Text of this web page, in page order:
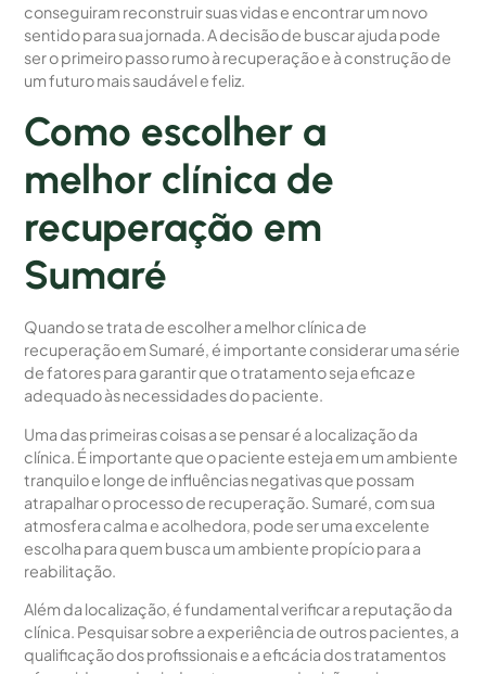
conseguiram reconstruir suas vidas e encontrar um novo
sentido para sua jornada. A decisão de buscar ajuda pode
ser o primeiro passo rumo à recuperação e à construção de
um futuro mais saudável e feliz.
Como escolher a
melhor clínica de
recuperação em
Sumaré
Quando se trata de escolher a melhor clínica de
recuperação em Sumaré, é importante considerar uma série
de fatores para garantir que o tratamento seja eficaz e
adequado às necessidades do paciente.
Uma das primeiras coisas a se pensar é a localização da
clínica. É importante que o paciente esteja em um ambiente
tranquilo e longe de influências negativas que possam
atrapalhar o processo de recuperação. Sumaré, com sua
atmosfera calma e acolhedora, pode ser uma excelente
escolha para quem busca um ambiente propício para a
reabilitação.
Além da localização, é fundamental verificar a reputação da
clínica. Pesquisar sobre a experiência de outros pacientes, a
qualificação dos profissionais e a eficácia dos tratamentos